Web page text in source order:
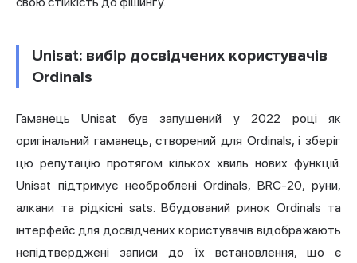
Unisat: вибір досвідчених користувачів
Ordinals
Гаманець Unisat був запущений у 2022 році як
оригінальний гаманець, створений для Ordinals, і зберіг
цю репутацію протягом кількох хвиль нових функцій.
Unisat підтримує необроблені Ordinals, BRC-20, руни,
алкани та рідкісні sats. Вбудований ринок Ordinals та
інтерфейс для досвідчених користувачів відображають
непідтверджені записи до їх встановлення, що є